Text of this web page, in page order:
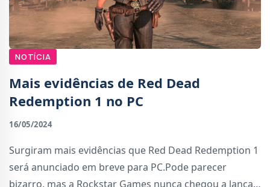
NOTÍCIA
Mais evidências de Red Dead
Redemption 1 no PC
16/05/2024
Surgiram mais evidências que Red Dead Redemption 1
será anunciado em breve para PC.Pode parecer
bizarro, mas a Rockstar Games nunca chegou a lançar